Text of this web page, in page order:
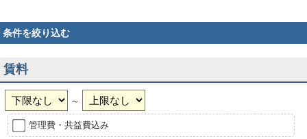
条件を絞り込む
賃料
～
管理費・共益費込み